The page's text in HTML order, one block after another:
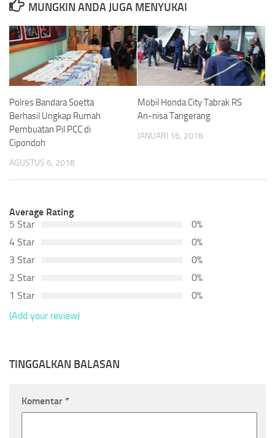
MUNGKIN ANDA JUGA MENYUKAI
Polres Bandara Soetta
Berhasil Ungkap Rumah
Pembuatan Pil PCC di
Cipondoh
AGUSTUS 6, 2018
Mobil Honda City Tabrak RS
An-nisa Tangerang
JANUARI 16, 2018
Average Rating
5 Star
0%
4 Star
0%
3 Star
0%
2 Star
0%
1 Star
0%
(Add your review)
TINGGALKAN BALASAN
Komentar *